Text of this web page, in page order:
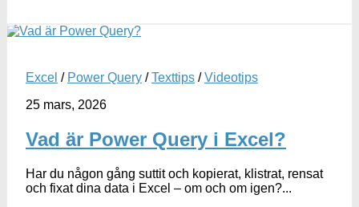
Excel / Power Query /Texttips /Videotips
25 mars, 2026
Vad är Power Query i Excel?
Har du någon gång suttit och kopierat, klistrat, rensat
och fixat dina data i Excel – om och om igen?...